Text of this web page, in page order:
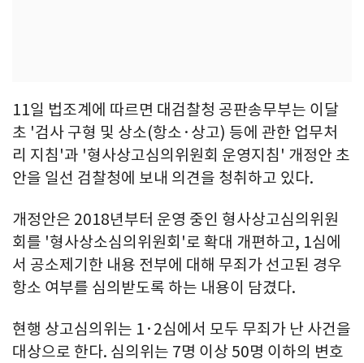
11일 법조계에 따르면 대검찰청 공판송무부는 이달
초 '검사 구형 및 상소(항소·상고) 등에 관한 업무처
리 지침'과 '형사상고심의위원회 운영지침' 개정안 초
안을 일선 검찰청에 보내 의견을 청취하고 있다.
개정안은 2018년부터 운영 중인 형사상고심의위원
회를 '형사상소심의위원회'로 확대 개편하고, 1심에
서 공소제기한 내용 전부에 대해 무죄가 선고된 경우
항소 여부를 심의받도록 하는 내용이 담겼다.
현행 상고심의위는 1·2심에서 모두 무죄가 난 사건을
대상으로 한다. 심의위는 7명 이상 50명 이하의 변호